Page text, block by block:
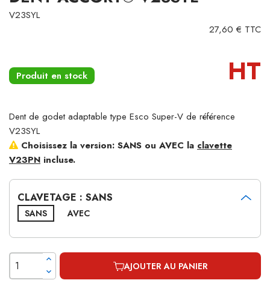
V23SYL
27,60 € TTC
Produit en stock HT
Dent de godet adaptable type Esco Super-V de référence
V23SYL
Choisissez la version: SANS ou AVEC la clavette
V23PN incluse.
CLAVETAGE : SANS
SANS AVEC
AJOUTER AU PANIER